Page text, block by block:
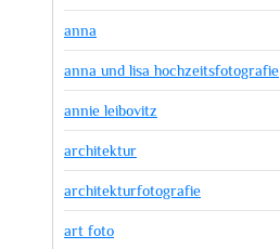
anna
anna und lisa hochzeitsfotografie
annie leibovitz
architektur
architekturfotografie
art foto